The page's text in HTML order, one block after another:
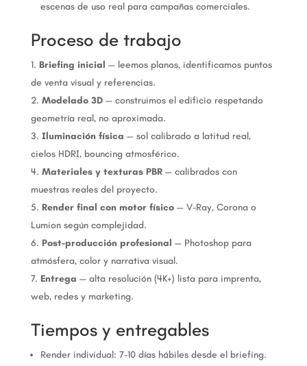
escenas de uso real para campañas comerciales.
Proceso de trabajo
Briefing inicial — leemos planos, identificamos puntos
de venta visual y referencias.
Modelado 3D— construimos el edificio respetando
geometría real, no aproximada.
Iluminación física — sol calibrado a latitud real,
cielos HDRI, bouncing atmosférico.
Materiales y texturas PBR— calibrados con
muestras reales del proyecto.
Render final con motor físico— V-Ray, Corona o
Lumion según complejidad.
Post-producción profesional — Photoshop para
atmósfera, color y narrativa visual.
Entrega — alta resolución (4K+) lista para imprenta,
web, redes y marketing.
Tiempos y entregables
Render individual: 7-10 días hábiles desde el briefing.